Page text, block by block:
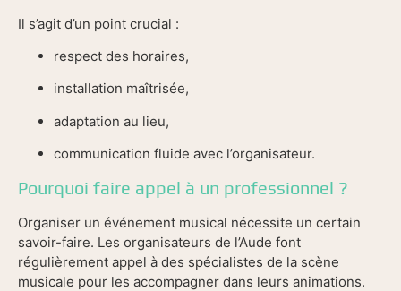
Il s’agit d’un point crucial :
respect des horaires,
installation maîtrisée,
adaptation au lieu,
communication fluide avec l’organisateur.
Pourquoi faire appel à un professionnel ?
Organiser un événement musical nécessite un certain
savoir-faire. Les organisateurs de l’Aude font
régulièrement appel à des spécialistes de la scène
musicale pour les accompagner dans leurs animations.